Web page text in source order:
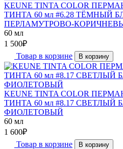
KEUNE TINTA COLOR
ТИНТА 60 мл #6.28 ТЁМНЫЙ
ПЕРЛАМУТРОВО-
60 мл
1 500₽
Товар в корзине
В корзину
KEUNE TINTA COLOR
ТИНТА 60 мл #8.17
ФИОЛЕТОВЫЙ
60 мл
1 600₽
Товар в корзине
В корзину